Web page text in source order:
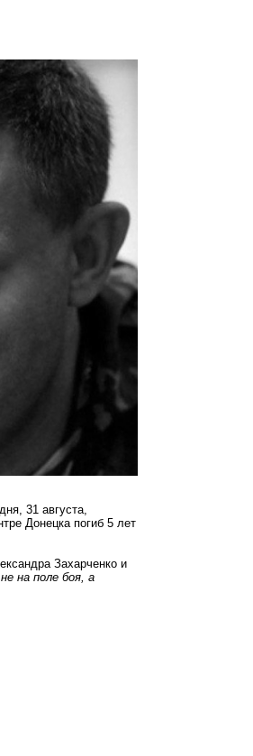
31 августа,
Донецка погиб 5 лет
Захарченко и
на поле боя, а